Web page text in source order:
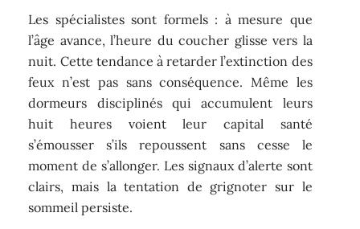
Les spécialistes sont formels : à mesure que
l’âge avance, l’heure du coucher glisse vers la
nuit. Cette tendance à retarder l’extinction des
feux n’est pas sans conséquence. Même les
dormeurs disciplinés qui accumulent leurs
huit heures voient leur capital santé
s’émousser s’ils repoussent sans cesse le
moment de s’allonger. Les signaux d’alerte sont
clairs, mais la tentation de grignoter sur le
sommeil persiste.